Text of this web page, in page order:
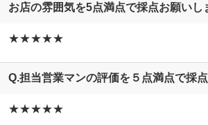
お店の雰囲気を5点満点で採点お願いし
★★★★★
Q.担当営業マンの評価を５点満点で採
★★★★★